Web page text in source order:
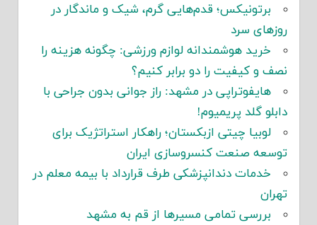
برتونیکس؛ قدم‌هایی گرم، شیک و ماندگار در
روزهای سرد
خرید هوشمندانه لوازم ورزشی: چگونه هزینه را
نصف و کیفیت را دو برابر کنیم؟
هایفوتراپی در مشهد: راز جوانی بدون جراحی با
دابلو گلد پریمیوم!
لوبیا چیتی ازبکستان؛ راهکار استراتژیک برای
توسعه صنعت کنسروسازی ایران
خدمات دندانپزشکی طرف قرارداد با بیمه معلم در
تهران
بررسی تمامی مسیرها از قم به مشهد